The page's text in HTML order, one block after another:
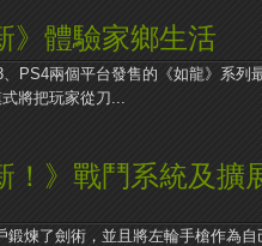
》體驗家鄉生活
PS4兩個平台發售的《如龍》系列
式將把玩家從刀...
！》戰鬥系統及擴
鍛煉了劍術，並且將左輪手槍作為